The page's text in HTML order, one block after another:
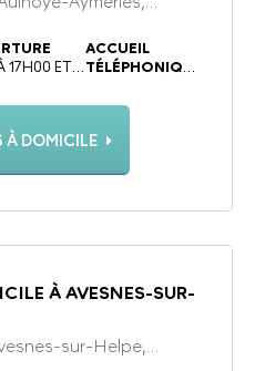
17H00 ET
13H30 À
ACCUEIL
TÉLÉPHONIQUE
VENDREDI DE
ET DE 13H30 À
À DOMICILE
À AVESNES-SUR-
sur-Helpe,